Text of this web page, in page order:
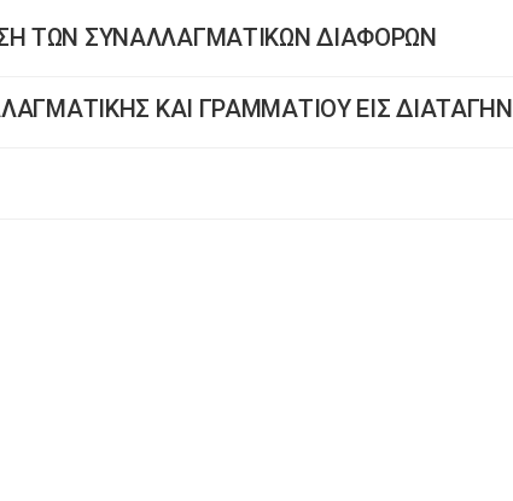
ΤΩΝ ΣΥΝΑΛΛΑΓΜΑΤΙΚΩΝ ΔΙΑΦΟΡΩΝ
ΚΑΙ ΓΡΑΜΜΑΤΙΟΥ ΕΙΣ ΔΙΑΤΑΓΗΝ